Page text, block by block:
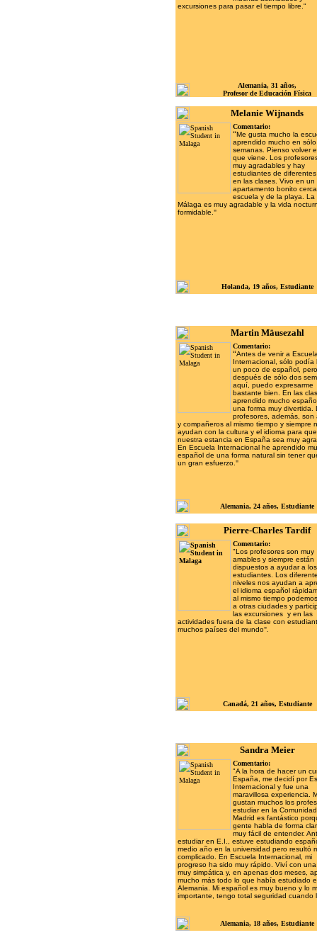
excursiones para pasar el tiempo libre."
Alemania, 31 años,
Profesor de Educación Física
Melanie Wijnands
Comentario:
“Me gusta mucho la
aprendido mucho en
semanas. Pienso volver
que viene. Los
muy agradables y hay
estudiantes de
en las clases. Vivo en un
apartamento bonito
escuela y de la playa. La
Málaga es muy agradable y la vida
formidable. "
Holanda, 19 años, Estudiante
Martin Mäusezahl
Comentario:
“Antes de venir a
Internacional, sólo podía
un poco de español, pero
después de sólo dos
aquí, puedo expresarme
bastante bien. En las
aprendido mucho
una forma muy divertida.
profesores, además, son
y compañeros al mismo tiempo y siempre
ayudan con la cultura y el idioma para que
nuestra estancia en España sea muy
En Escuela Internacional he aprendido
español de una forma natural sin tener
un gran esfuerzo. "
Alemania, 24 años, Estudiante
Pierre-Charles Tardif
Comentario:
"Los profesores son muy
amables y siempre están
dispuestos a ayudar a los
estudiantes. Los
niveles nos ayudan a
el idioma español
al mismo tiempo
a otras ciudades y
las excursiones y en las
actividades fuera de la clase con
muchos países del mundo".
Canadá, 21 años, Estudiante
Sandra Meier
Comentario:
"A la hora de hacer un
España, me decidí por
Internacional y fue una
maravillosa experiencia.
gustan muchos los
estudiar en la
Madrid es fantástico
gente habla de forma
muy fácil de entender.
estudiar en E.I., estuve estudiando
medio año en la universidad pero resultó
complicado. En Escuela Internacional, mi
progreso ha sido muy rápido. Viví con una
muy simpática y, en apenas dos meses,
mucho más todo lo que había estudiado
Alemania. Mi español es muy bueno y lo
importante, tengo total seguridad cuando
Alemania, 18 años, Estudiante